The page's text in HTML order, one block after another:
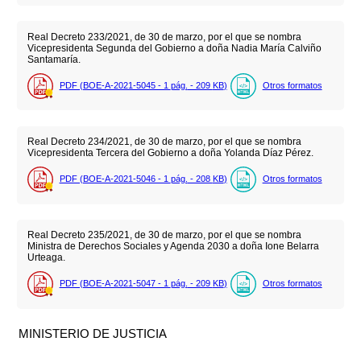
Real Decreto 233/2021, de 30 de marzo, por el que se nombra
Vicepresidenta Segunda del Gobierno a doña Nadia María Calviño
Santamaría.
PDF (BOE-A-2021-5045 - 1 pág. - 209 KB) Otros formatos
Real Decreto 234/2021, de 30 de marzo, por el que se nombra
Vicepresidenta Tercera del Gobierno a doña Yolanda Díaz Pérez.
PDF (BOE-A-2021-5046 - 1 pág. - 208 KB) Otros formatos
Real Decreto 235/2021, de 30 de marzo, por el que se nombra
Ministra de Derechos Sociales y Agenda 2030 a doña Ione Belarra
Urteaga.
PDF (BOE-A-2021-5047 - 1 pág. - 209 KB) Otros formatos
MINISTERIO DE JUSTICIA